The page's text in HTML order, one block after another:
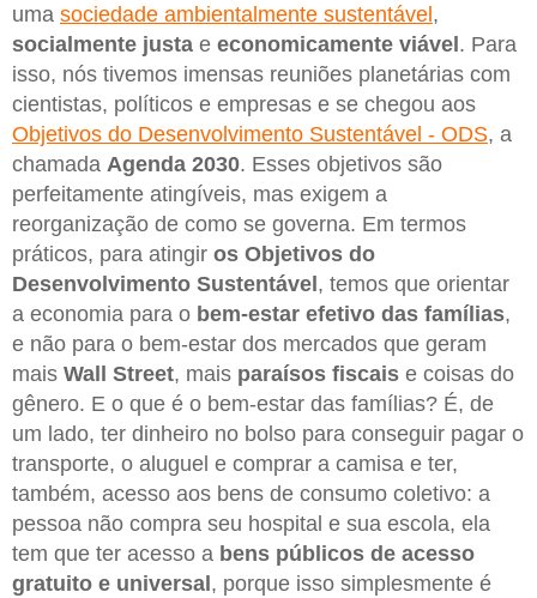
uma sociedade ambientalmente sustentável,
socialmente justa e economicamente viável. Para
isso, nós tivemos imensas reuniões planetárias com
cientistas, políticos e empresas e se chegou aos
Objetivos do Desenvolvimento Sustentável - ODS, a
chamada Agenda 2030. Esses objetivos são
perfeitamente atingíveis, mas exigem a
reorganização de como se governa. Em termos
práticos, para atingir os Objetivos do
Desenvolvimento Sustentável, temos que orientar
a economia para o bem-estar efetivo das famílias,
e não para o bem-estar dos mercados que geram
mais Wall Street, mais paraísos fiscais e coisas do
gênero. E o que é o bem-estar das famílias? É, de
um lado, ter dinheiro no bolso para conseguir pagar o
transporte, o aluguel e comprar a camisa e ter,
também, acesso aos bens de consumo coletivo: a
pessoa não compra seu hospital e sua escola, ela
tem que ter acesso a bens públicos de acesso
gratuito e universal, porque isso simplesmente é